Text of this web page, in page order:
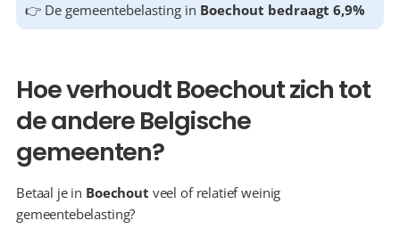
👉 De gemeentebelasting in Boechout bedraagt 6,9%
Hoe verhoudt Boechout zich tot
de andere Belgische
gemeenten?
Betaal je in Boechout veel of relatief weinig
gemeentebelasting?